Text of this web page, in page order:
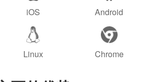
iOS Android
Linux Chrome